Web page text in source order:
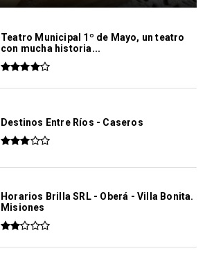
Teatro Municipal 1º de Mayo, un teatro
con mucha historia...
Destinos Entre Ríos - Caseros
Horarios Brilla SRL - Oberá - Villa Bonita.
Misiones